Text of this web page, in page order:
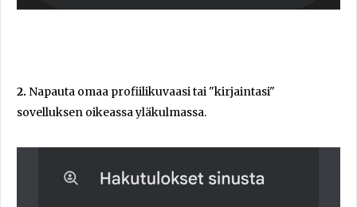
2. Napauta omaa profiilikuvaasi tai "kirjaintasi"
sovelluksen oikeassa yläkulmassa.